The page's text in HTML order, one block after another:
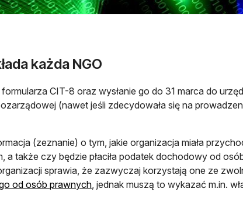
każda NGO
formularza CIT-8 oraz wysłanie go do 31 marca do
(nawet jeśli zdecydowała się na
(zeznanie) o tym, jakie organizacja miała
a także czy będzie płaciła podatek dochodowy od
sprawia, że zazwyczaj korzystają one ze
od osób prawnych, jednak muszą to wykazać m.in.